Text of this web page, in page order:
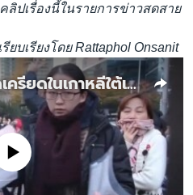
ลิปเรื่องนี้ในรายการข่าวสดสาย
ยบเรียงโดย Rattaphol Onsanit
ฤดูสอบเอนทรานซ์สุดเครียดในเกาหลีใต้เริ่มขึ้นแล้ว
currently available